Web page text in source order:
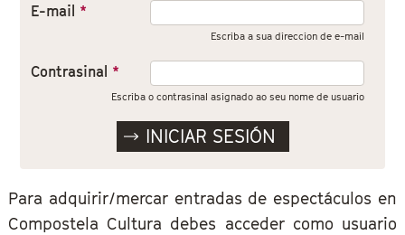
E-mail *
Escriba a sua direccion de e-mail
Contrasinal *
Escriba o contrasinal asignado ao seu nome de usuario
Para adquirir/mercar entradas de espectáculos en
Compostela Cultura debes acceder como usuario